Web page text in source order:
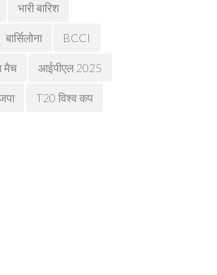
भारी बारिश
बार्सिलोना BCCI
मैच आईपीएल 2025
T20 विश्व कप